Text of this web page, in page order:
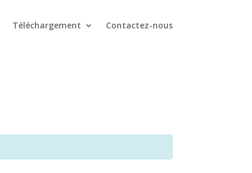
Téléchargement Contactez-nous